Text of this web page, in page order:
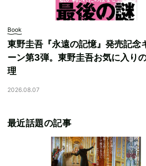
Book
東野圭吾『永遠の記憶』発売記念
ーン第3弾。東野圭吾お気に入り
理
2026.08.07
最近話題の記事